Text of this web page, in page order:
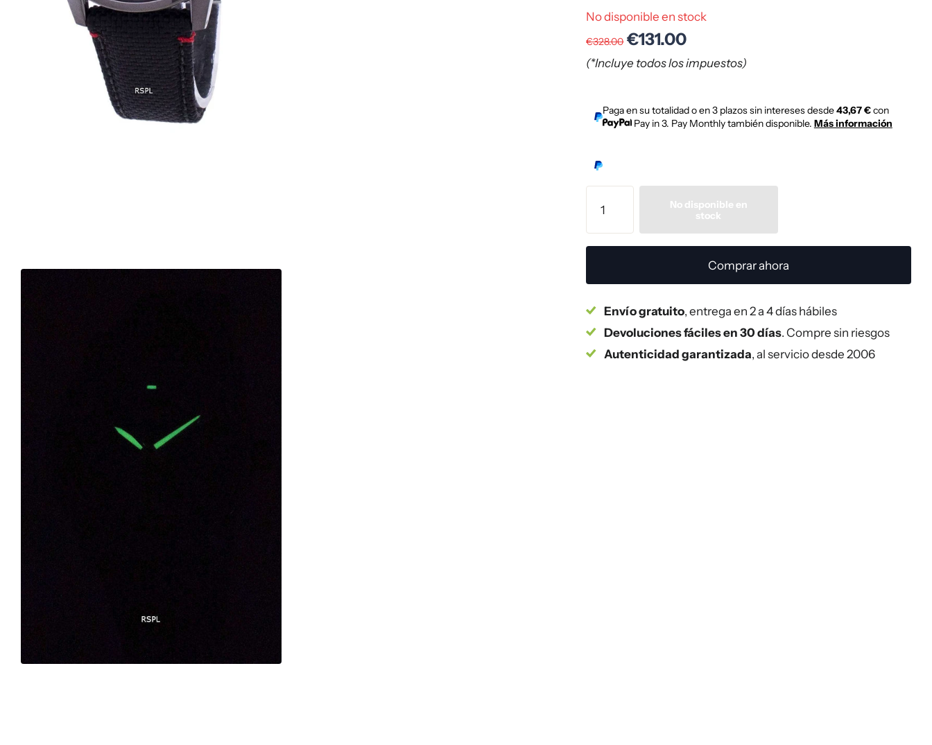
No disponible en stock
€328.00€131.00
(*Incluye todos los impuestos)
Paga en su totalidad o en 3 plazos sin intereses desde43,67 €con
Pay in 3. Pay Monthly también disponible. Más información
No disponible en
stock
Comprar ahora
Envío gratuito, entrega en 2 a 4 días hábiles
Devoluciones fáciles en 30 días. Compre sin riesgos
Autenticidad garantizada, al servicio desde 2006